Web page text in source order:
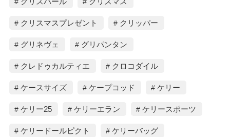
クリスマスプレゼント クリッパー
グリネヴェ グリパンタン
クレドゥカルティエ クロコダイル
ケースサイズ ケープコッド ケリー
ケリー25 ケリーエラン ケリースポーツ
ケリードールピクト ケリーバッグ